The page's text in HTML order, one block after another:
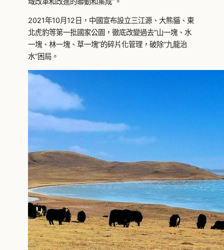
2021年10月12日，中國宣布設立三江源、大熊貓、東
北虎豹等第一批國家公園，徹底改變過去“山一塊、水
一塊、林一塊、草一塊”的碎片化管理，破除“九龍治
水”困局。